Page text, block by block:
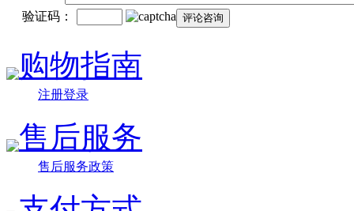
验证码：
购物指南
注册登录
售后服务
售后服务政策